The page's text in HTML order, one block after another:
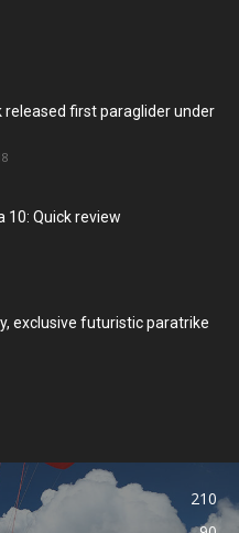
released first paraglider under
10: Quick review
exclusive futuristic paratrike
210